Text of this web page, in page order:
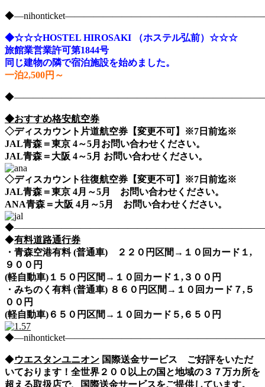
◆☆☆☆HOSTEL HIROSAKI （ホステル弘前）☆☆☆
旅館業営業許可第1844号
同じ建物の隣で宿泊施設を始めました。
一泊2,500円～
◆おすすめ格安航空券
◇ディスカウント片道航空券【変更不可】※7日前迄※
JAL青森＝東京 4～5月お問い合わせください。
JAL青森＝大阪 4～5月 お問い合わせください。
◇ディスカウント往復航空券【変更不可】※7日前迄※
JAL青森＝東京 4月～5月 お問い合わせください。
ANA青森＝大阪 4月～5月 お問い合わせください。
◆有料道路通行券
・青森空港有料 (普通車) ２２０円区間→１０回カード１,
９００円
(軽自動車)１５０円区間→１０回カード１,３００円
・みちのく有料 (普通車) ８６０円区間→１０回カード７,５
００円
(軽自動車)６５０円区間→１０回カード５,６５０円
◆ウエスタンユニオン 国際送金サービス ご好評をいただ
いております！全世界２００以上の国と地域の３７万カ所を
超える取扱店で、国際送金サービスをご提供しています。